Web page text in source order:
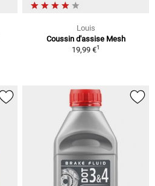
Louis
Coussin d'assise Mesh
19,99 €1